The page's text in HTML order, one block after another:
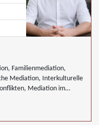
Familienmediation,
Mediation, Interkulturelle
Mediation im
und Gruppenkonflikten,
Wirtschaftsmediation